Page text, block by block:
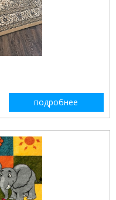
подробнее